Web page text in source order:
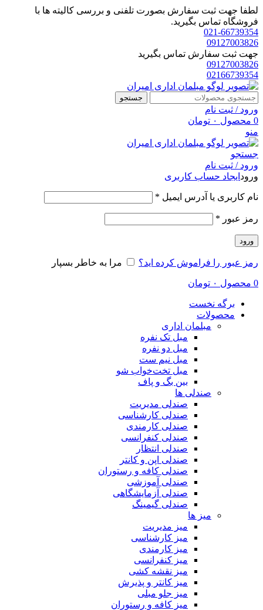
لطفا جهت ثبت سفارش بصورت تلفنی و بررسی کالیته ها با
فروشگاه تماس بگیرید.
021-66739354
09127003826
جهت ثبت سفارش تماس بگیرید
09127003826
02166739354
جستجو
ورود / ثبت نام
0 محصول ۰ تومان
منو
جستجو
ورود / ثبت نام
ورود ایجاد حساب کاربری
نام کاربری یا آدرس ایمیل *
رمز عبور *
ورود
رمز عبور را فراموش کرده اید؟ مرا به خاطر بسپار
0 محصول ۰ تومان
برگه نخست
محصولات
مبلمان اداری
مبل تک نفره
مبل دو نفره
مبل نیم ست
مبل تخت‌خواب شو
بین بگ و پاف
صندلی ها
صندلی مدیریت
صندلی کارشناسی
صندلی کارمندی
صندلی کنفرانسی
صندلی انتظار
صندلی اپن و کانتر
صندلی کافه و رستوران
صندلی آموزشی
صندلی آزمایشگاهی
صندلی گیمینگ
میز ها
میز مدیریت
میز کارشناسی
میز کارمندی
میز کنفرانسی
میز نقشه کشی
میز کانتر و پذیرش
میز جلو مبلی
میز کافه و رستوران